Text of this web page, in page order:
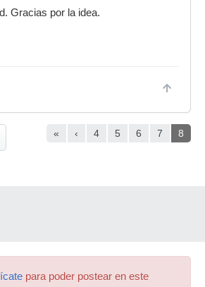
Gracias por la idea.
« ‹ 4 5 6 7 8
para poder postear en este